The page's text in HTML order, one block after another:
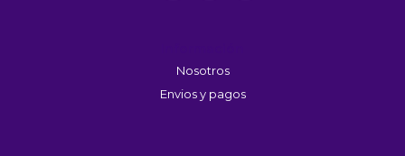
Nosotros
Envios y pagos